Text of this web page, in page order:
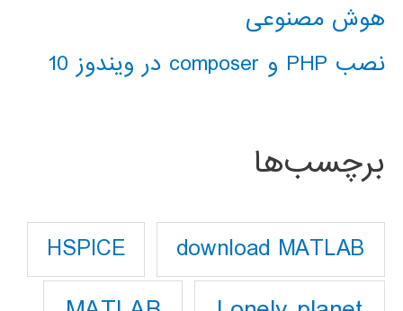
هوش مصنوعی
نصب PHP و composer در ویندوز 10
برچسب‌ها
download MATLAB
HSPICE